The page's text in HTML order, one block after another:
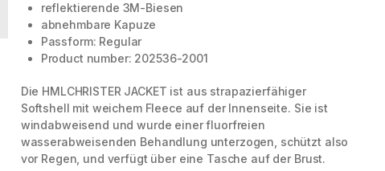
reflektierende 3M-Biesen
abnehmbare Kapuze
Passform: Regular
Product number: 202536-2001
Die HMLCHRISTER JACKET ist aus strapazierfähiger
Softshell mit weichem Fleece auf der Innenseite. Sie ist
windabweisend und wurde einer fluorfreien
wasserabweisenden Behandlung unterzogen, schützt also
vor Regen, und verfügt über eine Tasche auf der Brust.